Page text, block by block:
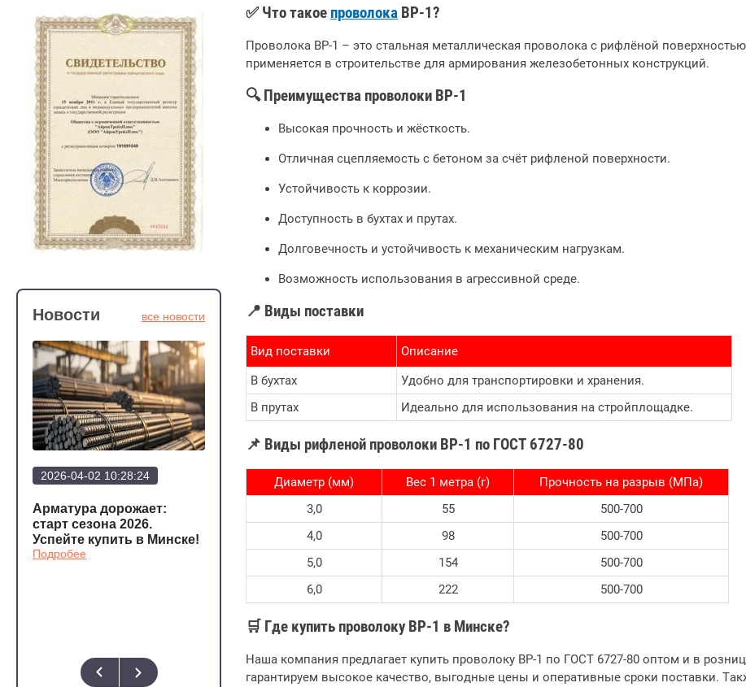
Новости все новости
2026-04-02 10:28:24
Арматура дорожает:
старт сезона 2026.
Успейте купить в Минске!
Подробее
2026-03-20 12:23:57
Арматура стала еще
дешевле!
2026-02-19 12:06:21
Снижение цен на
профильные трубы
перед строительным
сезоном 2026
Металлический штакетник
от производителя в
Минске | IronTrade
Подробее
✅ Что такое проволока ВР-1?
Проволока ВР-1 – это стальная металлическая проволока с рифлёной
применяется в строительстве для армирования железобетонных конструкций.
🔍 Преимущества проволоки ВР-1
Высокая прочность и жёсткость.
Отличная сцепляемость с бетоном за счёт рифленой поверхности.
Устойчивость к коррозии.
Доступность в бухтах и прутах.
Долговечность и устойчивость к механическим нагрузкам.
Возможность использования в агрессивной среде.
📍 Виды поставки
Вид поставки
Описание
В бухтах
Удобно для транспортировки и хранения.
В прутах
Идеально для использования на стройплощадке.
📌 Виды рифленой проволоки ВР-1 по ГОСТ 6727-80
Диаметр (мм) Вес 1 метра (г)
Прочность на разрыв (МПа)
3,0
55
500-700
4,0
98
500-700
5,0
154
500-700
6,0
222 500-700
🛒 Где купить проволоку ВР-1 в Минске?
Наша компания предлагает купить проволоку ВР-1 по ГОСТ 6727-80 оптом и в
гарантируем высокое качество, выгодные цены и оперативные сроки поставки.